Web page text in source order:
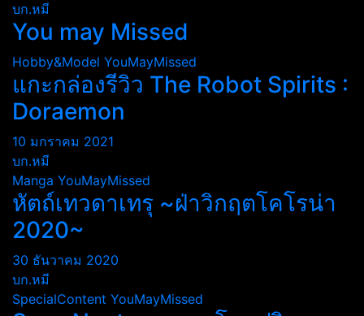
บก.หมี
You may Missed
Hobby&Model YouMayMissed
แกะกล่องรีวิว The Robot Spirits :
Doraemon
10 มกราคม 2021
บก.หมี
Manga YouMayMissed
หัตถ์เทวดาเทรุ ~ฝ่าวิกฤตโคโรน่า
2020~
30 ธันวาคม 2020
บก.หมี
SpecialContent YouMayMissed